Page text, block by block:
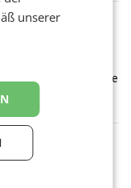
ARA und
POS über
hinweg rücken die
AG (ARA) und der
die Initiative
österreichischen
Filialen in
unserer